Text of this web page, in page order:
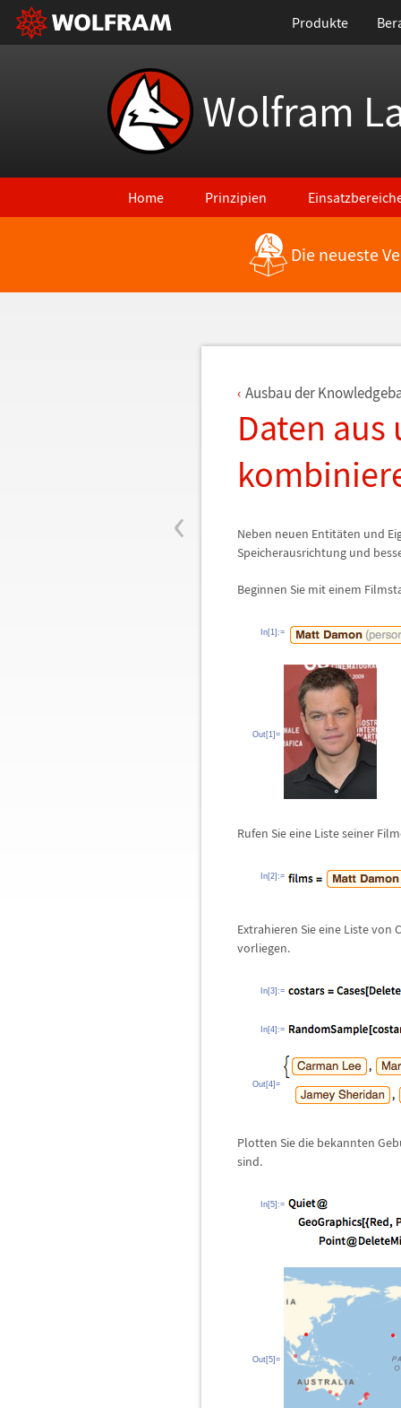
Produkte
Wolfram
Home Prinzipien
Zurück zu den neuesten FeaturesDie neueste
‹
Ausbau der
Daten
Neben neuen Entitäten und
Speicherausrichtung und
Beginnen Sie mit einem
In[1]:=
Out[1]=
Rufen Sie eine Liste seiner
In[2]:=
Extrahieren Sie eine Liste von
vorliegen.
In[3]:=
In[4]:=
Out[4]=
Plotten Sie die bekannten
sind.
In[5]:=
Out[5]=